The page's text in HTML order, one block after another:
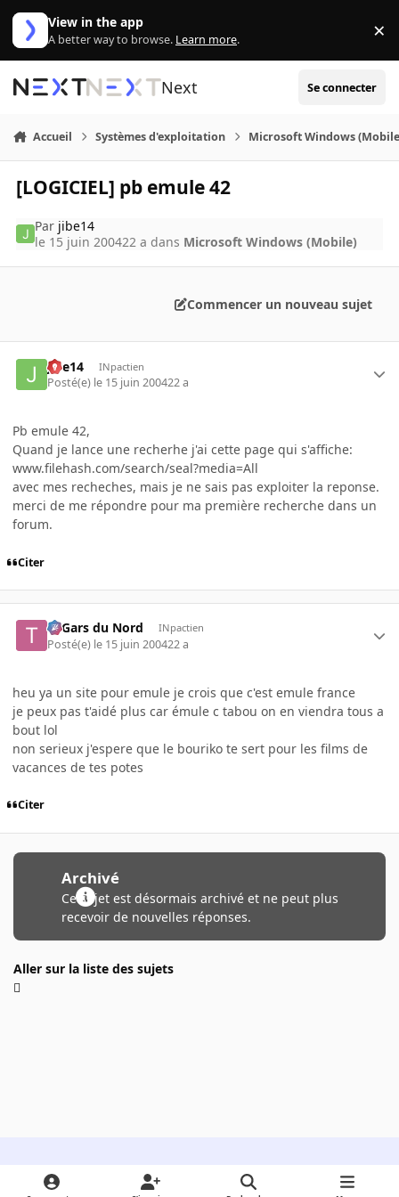
Aller au contenu
View in the app
A better way to browse. Learn more. ×
Next Se connecter
Accueil Systèmes d'exploitation Microsoft Windows
[LOGICIEL] pb emule 42
Par jibe14
le 15 juin 200422 a dans Microsoft Windows (Mobile)
Commencer un nouveau sujet
jibe14 INpactien
Posté(e) le 15 juin 200422 a
Pb emule 42,
Quand je lance une recherhe j'ai cette page qui s'affiche:
www.filehash.com/search/seal?media=All
avec mes recheches, mais je ne sais pas exploiter la reponse.
merci de me répondre pour ma première recherche dans un
forum.
Citer
Ti Gars du Nord INpactien
Posté(e) le 15 juin 200422 a
heu ya un site pour emule je crois que c'est emule france
je peux pas t'aidé plus car émule c tabou on en viendra tous a
bout lol
non serieux j'espere que le bouriko te sert pour les films de
vacances de tes potes
Citer
Archivé
Ce sujet est désormais archivé et ne peut plus
recevoir de nouvelles réponses.
Aller sur la liste des sujets
Light ModeDark ModeSystem Preference